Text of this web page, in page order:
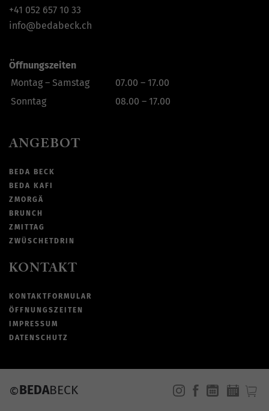
+41 052 657 10 33
info@bedabeck.ch
Öffnungszeiten
Montag – Samstag
07.00 – 17.00
Sonntag
08.00 – 17.00
ANGEBOT
BEDA BECK
BEDA KAFI
ZMORGÄ
BRUNCH
ZMITTAG
ZWÜSCHETDRIN
KONTAKT
KONTAKTFORMULAR
ÖFFNUNGSZEITEN
IMPRESSUM
DATENSCHUTZ
©BEDABECK